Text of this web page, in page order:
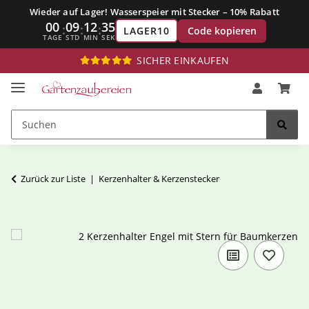
Wieder auf Lager! Wasserspeier mit Stecker – 10% Rabatt
00
TAGE:09
STD:12
MIN:34
SEK
LAGER10 Code kopieren
SICHER EINKAUFEN
Zurück zur Liste Kerzenhalter & Kerzenstecker